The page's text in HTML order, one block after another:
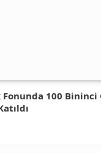
100 Bininci